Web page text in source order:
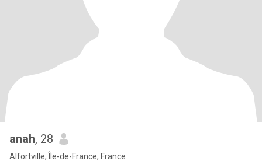
anah, 28
Alfortville, Île-de-France, France